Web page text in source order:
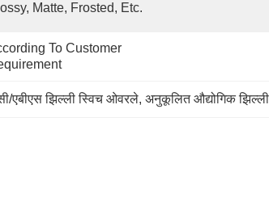
Matte, Frosted, Etc.
To Customer
एबीएस झिल्ली स्विच ओवरले, अनुकूलित औद्योगिक